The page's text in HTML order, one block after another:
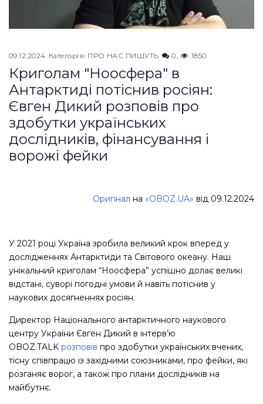
09.12.2024 Категорія: ПРО НАС ПИШУТЬ 0 1850
Криголам "Ноосфера" в
Антарктиді потіснив росіян:
Євген Дикий розповів про
здобутки українських
дослідників, фінансування і
ворожі фейки
Оригінал на «OBOZ.UA» від 09.12.2024
У 2021 році Україна зробила великий крок вперед у
дослідженнях Антарктиди та Світового океану. Наш
унікальний криголам “Ноосфера” успішно долає великі
відстані, суворі погодні умови й навіть потіснив у
наукових досягненнях росіян.
Директор Національного антарктичного наукового
центру України Євген Дикий в інтерв’ю
OBOZ.TALK розповів про здобутки українських вчених,
тісну співпрацю із західними союзниками, про фейки, які
розганяє ворог, а також про плани дослідників на
майбутнє.